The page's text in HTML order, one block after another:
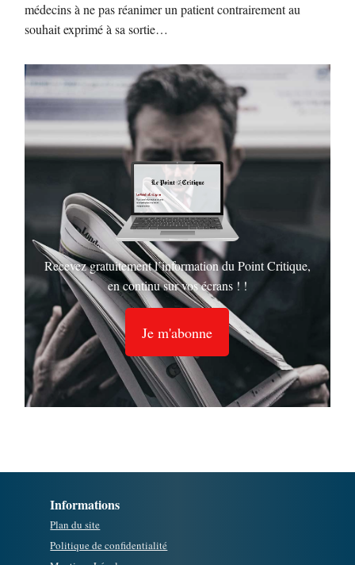
médecins à ne pas réanimer un patient contrairement au
souhait exprimé à sa sortie…
Recevez gratuitement l’information du Point Critique,
en continu sur vos écrans ! !
Je m'abonne
Informations
Plan du site
Politique de confidentialité